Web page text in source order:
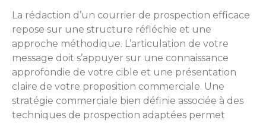
La rédaction d’un courrier de prospection efficace
repose sur une structure réfléchie et une
approche méthodique. L’articulation de votre
message doit s’appuyer sur une connaissance
approfondie de votre cible et une présentation
claire de votre proposition commerciale. Une
stratégie commerciale bien définie associée à des
techniques de prospection adaptées permet